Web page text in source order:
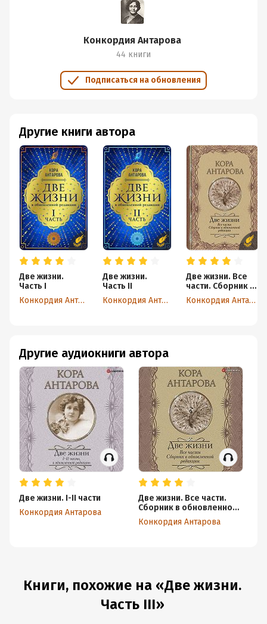
Конкордия Антарова
44 книги
Подписаться на обновления
Другие книги автора
Две жизни.
Часть I
Конкордия Антарова
Две жизни.
Часть II
Конкордия Антарова
Две жизни. Все
части. Сборник в
обновленной
редакции
Конкордия Антарова
Другие аудиокниги автора
Две жизни. I-II части
Конкордия Антарова
Две жизни. Все части.
Сборник в обновленной
редакции
Конкордия Антарова
Книги, похожие на «Две жизни.
Часть III»